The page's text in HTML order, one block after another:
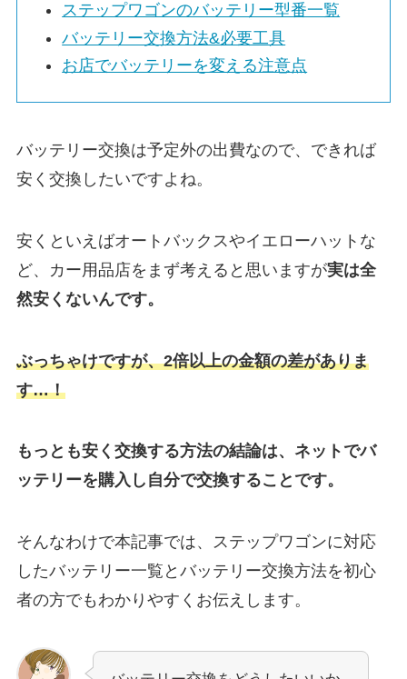
ステップワゴンのバッテリー型番一覧
バッテリー交換方法&必要工具
お店でバッテリーを変える注意点
バッテリー交換は予定外の出費なので、できれば
安く交換したいですよね。
安くといえばオートバックスやイエローハットな
ど、カー用品店をまず考えると思いますが実は全
然安くないんです。
ぶっちゃけですが、2倍以上の金額の差がありま
す…！
もっとも安く交換する方法の結論は、ネットでバ
ッテリーを購入し自分で交換することです。
そんなわけで本記事では、ステップワゴンに対応
したバッテリー一覧とバッテリー交換方法を初心
者の方でもわかりやすくお伝えします。